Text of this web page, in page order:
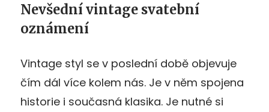
Nevšední vintage svatební
oznámení
Vintage styl se v poslední době objevuje
čím dál více kolem nás. Je v něm spojena
historie i současná klasika. Je nutné si